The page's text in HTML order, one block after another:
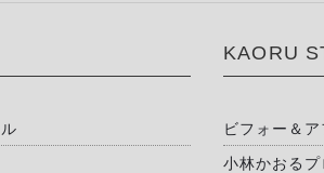
KAORU
ビフォー＆ア
小林かおる